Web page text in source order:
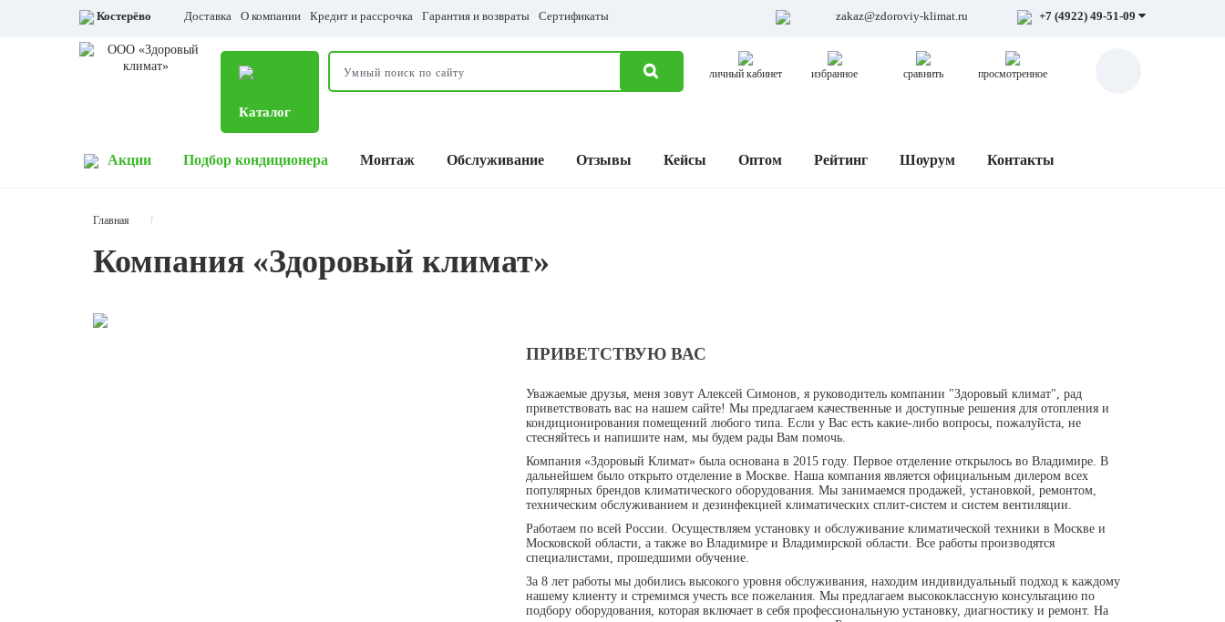
Костерёво Доставка О компании Кредит и рассрочка Гарантия и возвраты Сертификаты zakaz@zdoroviy-klimat.ru +7 (4922) 49-51-09
Каталог
личный кабинет избранное сравнить просмотренное
Акции Подбор кондиционера Монтаж Обслуживание Отзывы Кейсы Оптом Рейтинг Шоурум Контакты
Главная
Компания «Здоровый климат»
ПРИВЕТСТВУЮ ВАС
Уважаемые друзья, меня зовут Алексей Симонов, я руководитель компании "Здоровый климат", рад
приветствовать вас на нашем сайте! Мы предлагаем качественные и доступные решения для отопления и
кондиционирования помещений любого типа. Если у Вас есть какие-либо вопросы, пожалуйста, не
стесняйтесь и напишите нам, мы будем рады Вам помочь.
Компания «Здоровый Климат» была основана в 2015 году. Первое отделение открылось во Владимире. В
дальнейшем было открыто отделение в Москве. Наша компания является официальным дилером всех
популярных брендов климатического оборудования. Мы занимаемся продажей, установкой, ремонтом,
техническим обслуживанием и дезинфекцией климатических сплит-систем и систем вентиляции.
Работаем по всей России. Осуществляем установку и обслуживание климатической техники в Москве и
Московской области, а также во Владимире и Владимирской области. Все работы производятся
специалистами, прошедшими обучение.
За 8 лет работы мы добились высокого уровня обслуживания, находим индивидуальный подход к каждому
нашему клиенту и стремимся учесть все пожелания. Мы предлагаем высококлассную консультацию по
подбору оборудования, которая включает в себя профессиональную установку, диагностику и ремонт. На